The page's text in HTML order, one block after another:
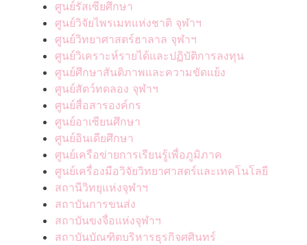
ศูนย์รัสเซียศึกษา
ศูนย์วิจัยไพรเมทแห่งชาติ จุฬาฯ
ศูนย์วิทยาศาสตร์ฮาลาล จุฬาฯ
ศูนย์วิเคราะห์รายได้และปฏิบัติการลงทุน
ศูนย์ศึกษาสันติภาพและความขัดแย้ง
ศูนย์สัตว์ทดลอง จุฬาฯ
ศูนย์สื่อสารองค์กร
ศูนย์อาเซียนศึกษา
ศูนย์อินเดียศึกษา
ศูนย์เครือข่ายการเรียนรู้เพื่อภูมิภาค
ศูนย์เครื่องมือวิจัยวิทยาศาสตร์และเทคโนโลยี
สถานีวิทยุแห่งจุฬาฯ
สถาบันการขนส่ง
สถาบันขงจื่อแห่งจุฬาฯ
สถาบันบัณฑิตบริหารธุรกิจศศินทร์